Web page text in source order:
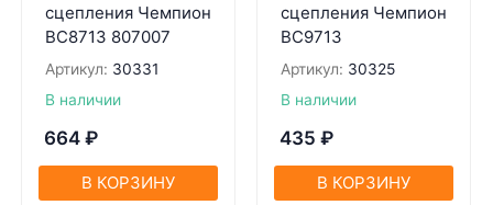
сцепления Чемпион
BC8713 807007
Артикул: 30331
В наличии
664 ₽
В КОРЗИНУ
сцепления Чемпион
BC9713
Артикул: 30325
В наличии
435 ₽
В КОРЗИНУ